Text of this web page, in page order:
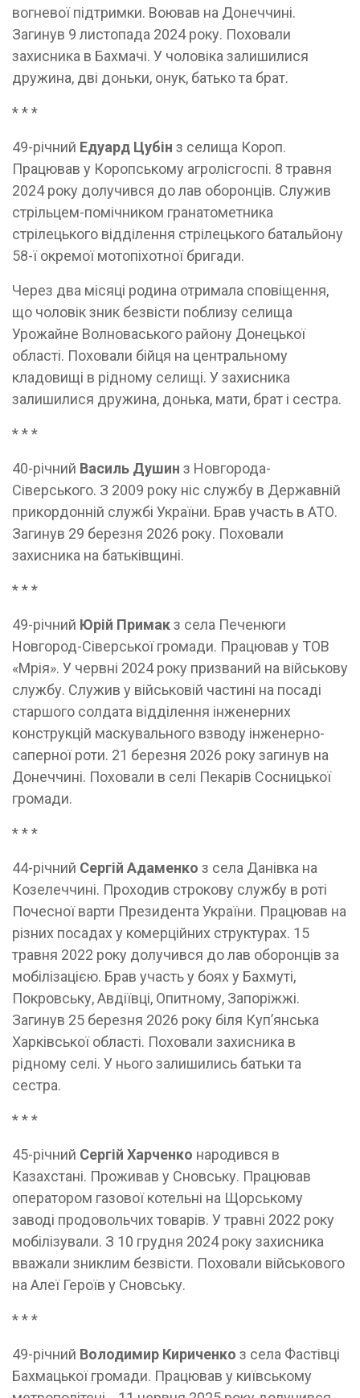
вогневої підтримки. Воював на Донеччині.
Загинув 9 листопада 2024 року. Поховали
захисника в Бахмачі. У чоловіка залишилися
дружина, дві доньки, онук, батько та брат.
* * *
49-річний Едуард Цубін з селища Короп.
Працював у Коропському агролісгоспі. 8 травня
2024 року долучився до лав оборонців. Служив
стрільцем-помічником гранатометника
стрілецького відділення стрілецького батальйону
58-ї окремої мотопіхотної бригади.
Через два місяці родина отримала сповіщення,
що чоловік зник безвісти поблизу селища
Урожайне Волноваського району Донецької
області. Поховали бійця на центральному
кладовищі в рідному селищі. У захисника
залишилися дружина, донька, мати, брат і сестра.
* * *
40-річний Василь Душин з Новгорода-
Сіверського. З 2009 року ніс службу в Державній
прикордонній службі України. Брав участь в АТО.
Загинув 29 березня 2026 року. Поховали
захисника на батьківщині.
* * *
49-річний Юрій Примакз села Печенюги
Новгород-Сіверської громади. Працював у ТОВ
«Мрія». У червні 2024 року призваний на військову
службу. Служив у військовій частині на посаді
старшого солдата відділення інженерних
конструкцій маскувального взводу інженерно-
саперної роти. 21 березня 2026 року загинув на
Донеччині. Поховали в селі Пекарів Сосницької
громади.
* * *
44-річний Сергій Адаменко з села Данівка на
Козелеччині. Проходив строкову службу в роті
Почесної варти Президента України. Працював на
різних посадах у комерційних структурах. 15
травня 2022 року долучився до лав оборонців за
мобілізацією. Брав участь у боях у Бахмуті,
Покровську, Авдіївці, Опитному, Запоріжжі.
Загинув 25 березня 2026 року біля Куп’янська
Харківської області. Поховали захисника в
рідному селі. У нього залишились батьки та
сестра.
* * *
45-річний Сергій Харченко народився в
Казахстані. Проживав у Сновську. Працював
оператором газової котельні на Щорському
заводі продовольчих товарів. У травні 2022 року
мобілізували. З 10 грудня 2024 року захисника
вважали зниклим безвісти. Поховали військового
на Алеї Героїв у Сновську.
* * *
49-річний Володимир Кириченко з села Фастівці
Бахмацької громади. Працював у київському